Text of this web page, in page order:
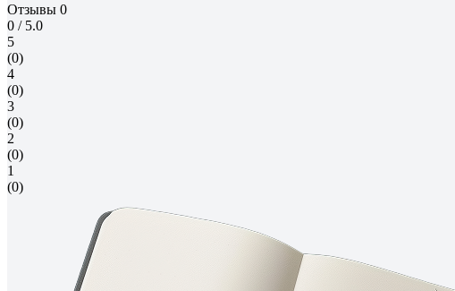
Отзывы 0
0 / 5.0
5
(0)
4
(0)
3
(0)
2
(0)
1
(0)